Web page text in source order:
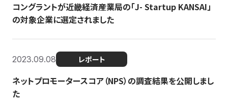
コングラントが近畿経済産業局の「J- Startup KANSAI」
の対象企業に選定されました
2023.09.08 レポート
ネットプロモータースコア（NPS）の調査結果を公開しまし
た